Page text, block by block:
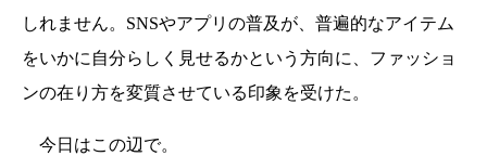
しれません。SNSやアプリの普及が、普遍的なアイテム
をいかに自分らしく見せるかという方向に、ファッショ
ンの在り方を変質させている印象を受けた。
今日はこの辺で。